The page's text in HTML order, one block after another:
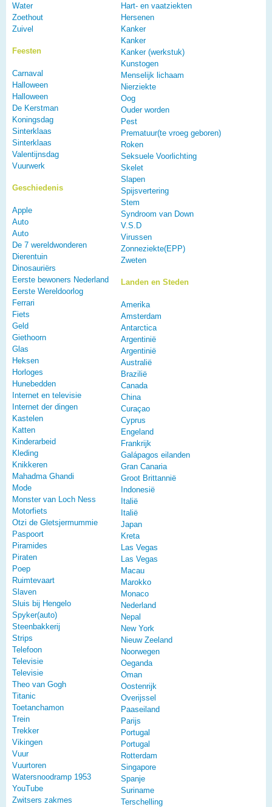
Water
Zoethout
Zuivel
Feesten
Carnaval
Halloween
Halloween
De Kerstman
Koningsdag
Sinterklaas
Sinterklaas
Valentijnsdag
Vuurwerk
Geschiedenis
Apple
Auto
Auto
De 7 wereldwonderen
Dierentuin
Dinosauriërs
Eerste bewoners Nederland
Eerste Wereldoorlog
Ferrari
Fiets
Geld
Giethoorn
Glas
Heksen
Horloges
Hunebedden
Internet en televisie
Internet der dingen
Kastelen
Katten
Kinderarbeid
Kleding
Knikkeren
Mahadma Ghandi
Mode
Monster van Loch Ness
Motorfiets
Otzi de Gletsjermummie
Paspoort
Piramides
Piraten
Poep
Ruimtevaart
Slaven
Sluis bij Hengelo
Spyker(auto)
Steenbakkerij
Strips
Telefoon
Televisie
Televisie
Theo van Gogh
Titanic
Toetanchamon
Trein
Trekker
Vikingen
Vuur
Vuurtoren
Watersnoodramp 1953
YouTube
Zwitsers zakmes
Hart- en vaatziekten
Hersenen
Kanker
Kanker
Kanker (werkstuk)
Kunstogen
Menselijk lichaam
Nierziekte
Oog
Ouder worden
Pest
Prematuur(te vroeg geboren)
Roken
Seksuele Voorlichting
Skelet
Slapen
Spijsvertering
Stem
Syndroom van Down
V.S.D
Virussen
Zonneziekte(EPP)
Zweten
Landen en Steden
Amerika
Amsterdam
Antarctica
Argentinië
Argentinië
Australië
Brazilië
Canada
China
Curaçao
Cyprus
Engeland
Frankrijk
Galápagos eilanden
Gran Canaria
Groot Brittannië
Indonesië
Italië
Italië
Japan
Kreta
Las Vegas
Las Vegas
Macau
Marokko
Monaco
Nederland
Nepal
New York
Nieuw Zeeland
Noorwegen
Oeganda
Oman
Oostenrijk
Overijssel
Paaseiland
Parijs
Portugal
Portugal
Rotterdam
Singapore
Spanje
Suriname
Terschelling